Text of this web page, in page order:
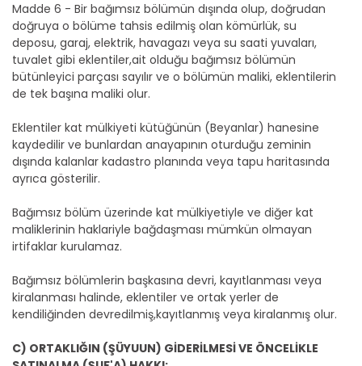
Madde 6 - Bir bağımsız bölümün dışında olup, doğrudan
doğruya o bölüme tahsis edilmiş olan kömürlük, su
deposu, garaj, elektrik, havagazı veya su saati yuvaları,
tuvalet gibi eklentiler,ait olduğu bağımsız bölümün
bütünleyici parçası sayılır ve o bölümün maliki, eklentilerin
de tek başına maliki olur.
Eklentiler kat mülkiyeti kütüğünün (Beyanlar) hanesine
kaydedilir ve bunlardan anayapının oturduğu zeminin
dışında kalanlar kadastro planında veya tapu haritasında
ayrıca gösterilir.
Bağımsız bölüm üzerinde kat mülkiyetiyle ve diğer kat
maliklerinin haklariyle bağdaşması mümkün olmayan
irtifaklar kurulamaz.
Bağımsız bölümlerin başkasına devri, kayıtlanması veya
kiralanması halinde, eklentiler ve ortak yerler de
kendiliğinden devredilmiş,kayıtlanmış veya kiralanmış olur.
C) ORTAKLIĞIN (ŞÜYUUN) GİDERİLMESİ VE ÖNCELİKLE